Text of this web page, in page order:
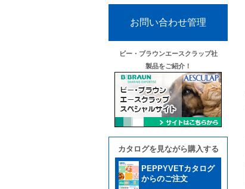
お問い合わせ管理
ビー・ブラウンエースクラップ社
製品をご紹介！
カタログを見ながら購入する
PEPPYVETカタログ
からのご注文